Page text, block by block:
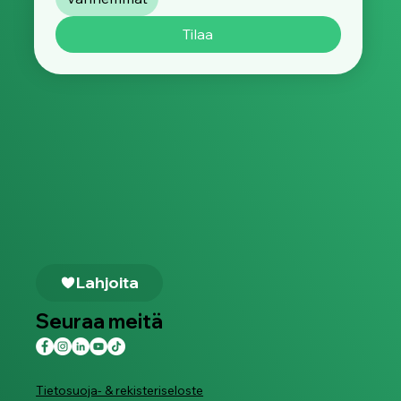
Tietosuoja- & rekisteriseloste
Tilaa
Lahjoita
Seuraa meitä